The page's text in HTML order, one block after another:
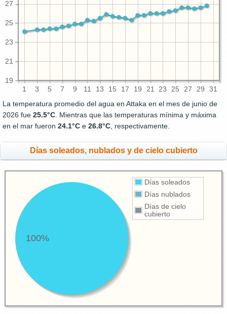
1 3 5 7 9 11 13 15 17 19 21 23 25 27 29 31
19
21
23
25
27
La temperatura promedio del agua en Attaka en el mes de junio de
2026 fue 25.5°C. Mientras que las temperaturas mínima y máxima
en el mar fueron 24.1°C e 26.8°C, respectivamente.
Días soleados, nublados y de cielo cubierto
Días soleados
Días nublados
Días de cielo
cubierto
100%